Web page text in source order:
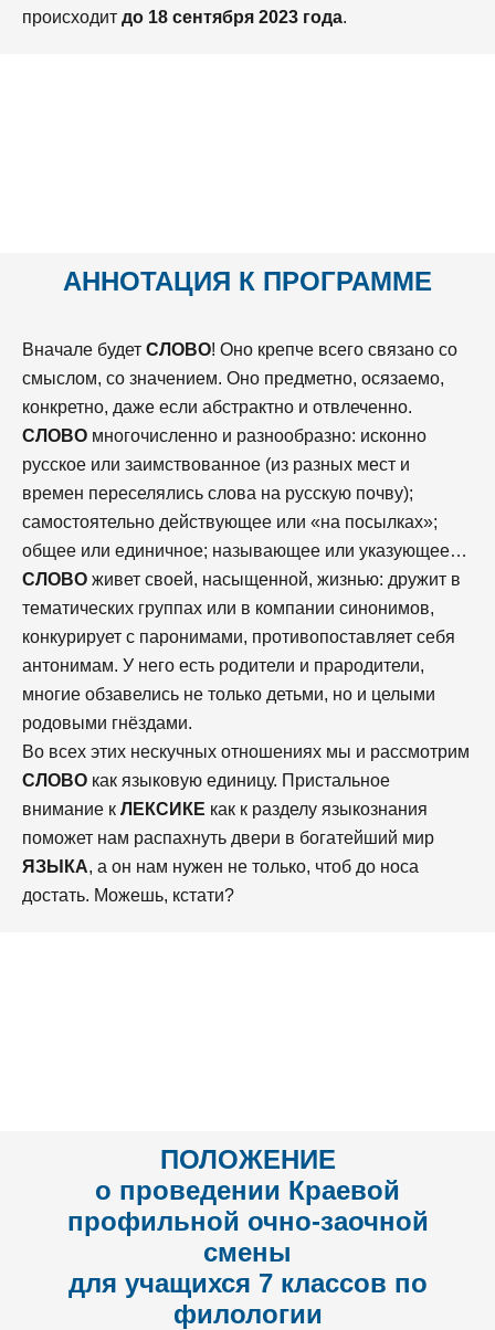
происходит до 18 сентября 2023 года.
АННОТАЦИЯ К ПРОГРАММЕ
Вначале будет СЛОВО! Оно крепче всего связано со
смыслом, со значением. Оно предметно, осязаемо,
конкретно, даже если абстрактно и отвлеченно.
СЛОВО многочисленно и разнообразно: исконно
русское или заимствованное (из разных мест и
времен переселялись слова на русскую почву);
самостоятельно действующее или «на посылках»;
общее или единичное; называющее или указующее…
СЛОВО живет своей, насыщенной, жизнью: дружит в
тематических группах или в компании синонимов,
конкурирует с паронимами, противопоставляет себя
антонимам. У него есть родители и прародители,
многие обзавелись не только детьми, но и целыми
родовыми гнёздами.
Во всех этих нескучных отношениях мы и рассмотрим
СЛОВО как языковую единицу. Пристальное
внимание к ЛЕКСИКЕ как к разделу языкознания
поможет нам распахнуть двери в богатейший мир
ЯЗЫКА, а он нам нужен не только, чтоб до носа
достать. Можешь, кстати?
ПОЛОЖЕНИЕ
о проведении Краевой
профильной очно-заочной
смены
для учащихся 7 классов по
филологии